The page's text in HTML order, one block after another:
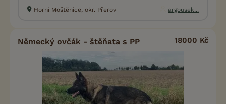
Horní Moštěnice, okr. Přerov
argousek...
Německý ovčák - štěňata s PP 18000 Kč